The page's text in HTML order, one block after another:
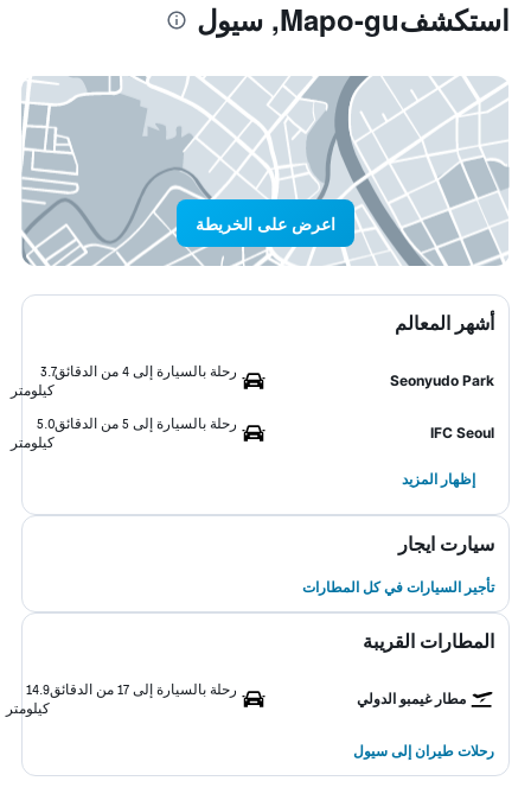
استكشفMapo-gu, سيول
اعرض على الخريطة
أشهر المعالم
Seonyudo Park
رحلة بالسيارة إلى 4 من الدقائق
3.7
كيلومتر
IFC Seoul
رحلة بالسيارة إلى 5 من الدقائق
5.0
كيلومتر
إظهار المزيد
سيارت ايجار
تأجير السيارات في كل المطارات
المطارات القريبة
مطار غيمبو الدولي
رحلة بالسيارة إلى 17 من الدقائق
14.9
كيلومتر
رحلات طيران إلى سيول